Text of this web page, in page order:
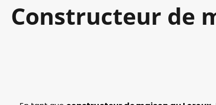
Constructeur de